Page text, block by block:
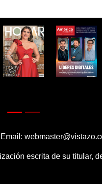
escrita de su titular,